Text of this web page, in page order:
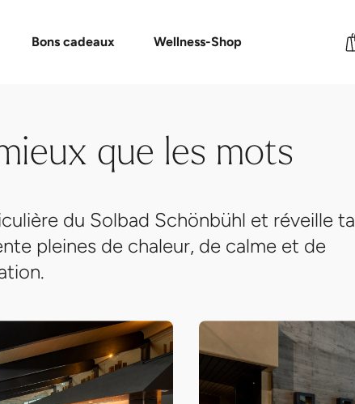
et soins Événements
Bons cadeaux
bon cadeau FAQ bons cadeaux
Wellness-Shop
que les mots
du Solbad Schönbühl et réveille ta
pleines de chaleur, de calme et de